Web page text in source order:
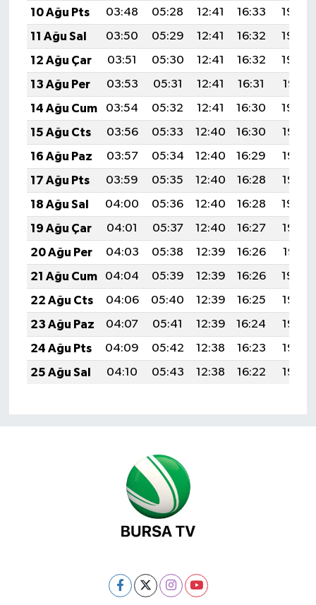
10 Ağu Pts
03:48 05:28 12:41 16:33
19:45
11 Ağu Sal
03:50 05:29 12:41 16:32
19:43
12 Ağu Çar
03:51 05:30 12:41 16:32
19:42
13 Ağu Per
03:53 05:31 12:41 16:31
19:41
14 Ağu Cum
03:54 05:32 12:41 16:30
19:39
15 Ağu Cts
03:56 05:33 12:40 16:30
19:38
16 Ağu Paz
03:57 05:34 12:40 16:29
19:36
17 Ağu Pts
03:59 05:35 12:40 16:28
19:35
18 Ağu Sal
04:00 05:36 12:40 16:28
19:34
19 Ağu Çar
04:01 05:37 12:40 16:27
19:32
20 Ağu Per
04:03 05:38 12:39 16:26
19:31
21 Ağu Cum
04:04 05:39 12:39 16:26
19:29
22 Ağu Cts
04:06 05:40 12:39 16:25
19:28
23 Ağu Paz
04:07 05:41 12:39 16:24
19:26
24 Ağu Pts
04:09 05:42 12:38 16:23
19:25
25 Ağu Sal
04:10 05:43 12:38 16:22 19:23